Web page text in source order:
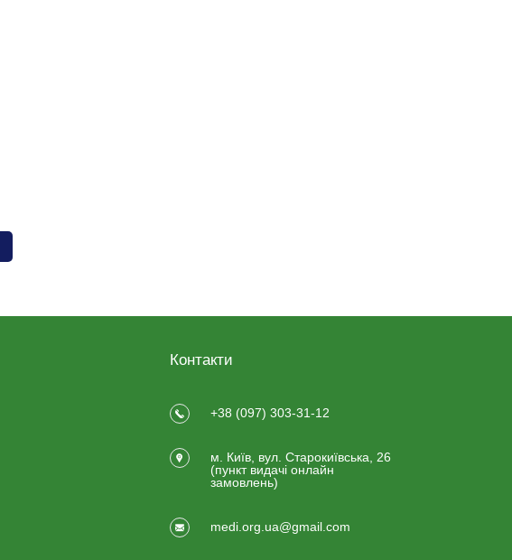
Контакти
+38 (097) 303-31-12
м. Київ, вул. Старокиївська, 26
(пункт видачi онлайн
замовлень)
medi.org.ua@gmail.com